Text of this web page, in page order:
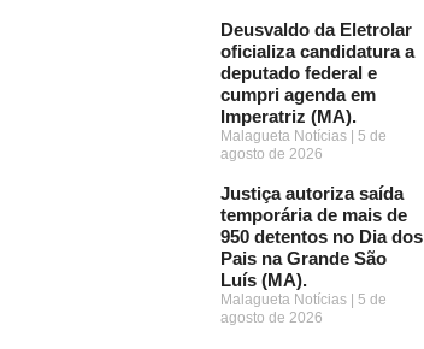
Deusvaldo da Eletrolar
oficializa candidatura a
deputado federal e
cumpri agenda em
Imperatriz (MA).
Malagueta Notícias
5 de
agosto de 2026
Justiça autoriza saída
temporária de mais de
950 detentos no Dia dos
Pais na Grande São
Luís (MA).
Malagueta Notícias
5 de
agosto de 2026